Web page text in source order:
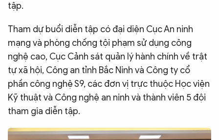
BẠN ĐỌC & CAND
ĐA PHƯƠNG TIỆN
eMagazine
Podcast
Video Ảnh
Infographic
Chuyên trangAn ninh thế giớiVăn nghệ Công an
Chuyên đề
tập.
Tham dự buổi diễn tập có đại diện Cục An ninh
mạng và phòng chống tội phạm sử dụng công
nghệ cao, Cục Cảnh sát quản lý hành chính về trật
tự xã hội, Công an tỉnh Bắc Ninh và Công ty cổ
phần công nghệ S9, các đơn vị trực thuộc Học viện
Kỹ thuật và Công nghệ an ninh và thành viên 5 đội
tham gia diễn tập.